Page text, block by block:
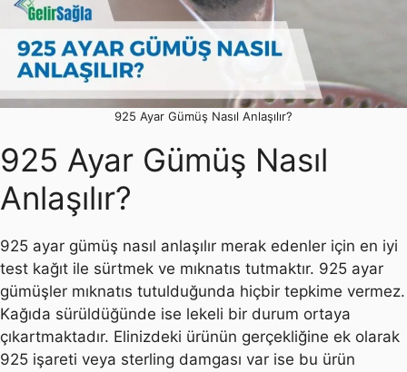
925 Ayar Gümüş Nasıl Anlaşılır?
925 Ayar Gümüş Nasıl
Anlaşılır?
925 ayar gümüş nasıl anlaşılır merak edenler için en iyi
test kağıt ile sürtmek ve mıknatıs tutmaktır. 925 ayar
gümüşler mıknatıs tutulduğunda hiçbir tepkime vermez.
Kağıda sürüldüğünde ise lekeli bir durum ortaya
çıkartmaktadır. Elinizdeki ürünün gerçekliğine ek olarak
925 işareti veya sterling damgası var ise bu ürün